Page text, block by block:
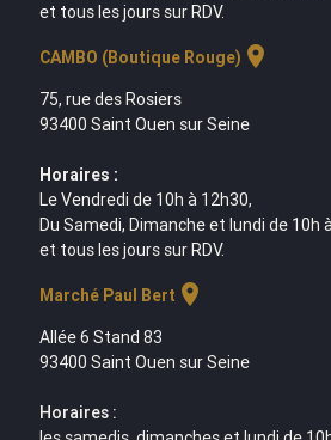
et tous les jours sur RDV.
CAMBO (Boutique Rouge) location_on
75, rue des Rosiers
93400 Saint Ouen sur Seine
Horaires :
Le Vendredi de 10h à 12h30,
Du Samedi, Dimanche et lundi de 10h
et tous les jours sur RDV.
Marché Paul Bert location_on
Allée 6 Stand 83
93400 Saint Ouen sur Seine
Horaires :